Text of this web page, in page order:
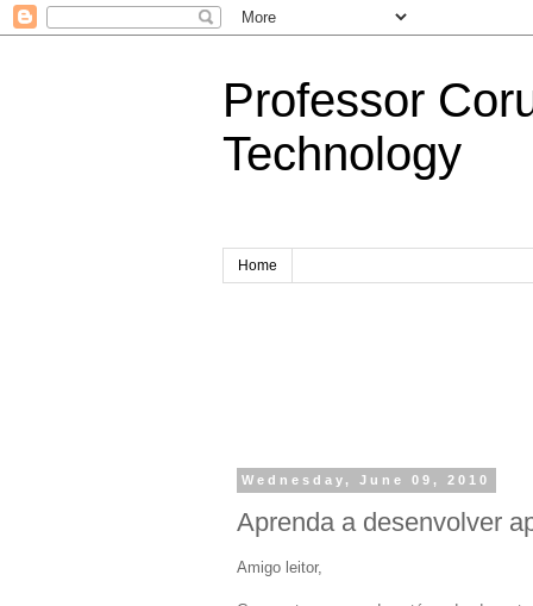
Professor
Technology
Home
Wednesday, June 09, 2010
Aprenda a desenvolver
Amigo leitor,